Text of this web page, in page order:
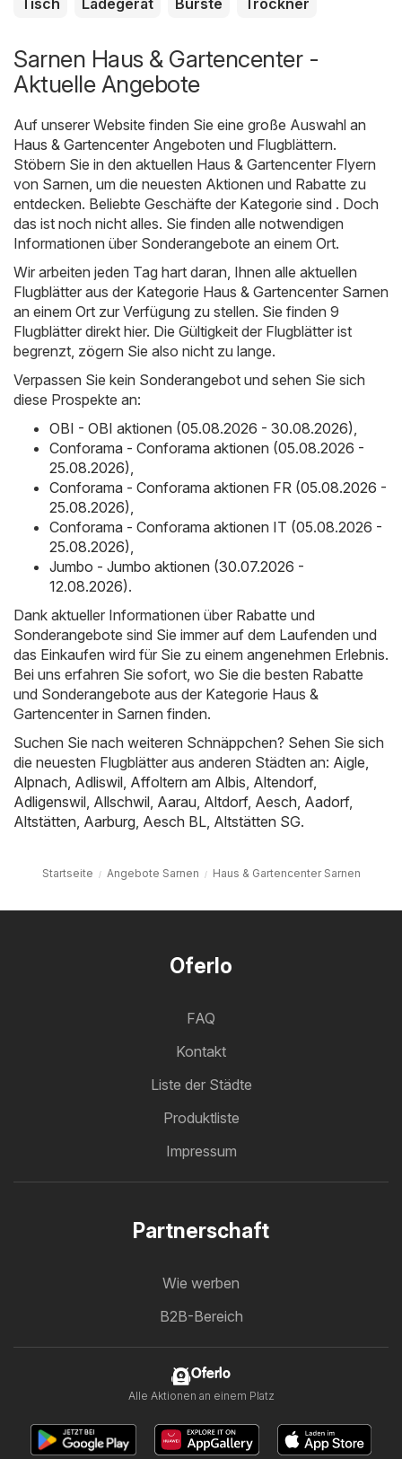
Tisch
Ladegerät Bürste Trockner
Sarnen Haus & Gartencenter -
Aktuelle Angebote
Auf unserer Website finden Sie eine große Auswahl an
Haus & Gartencenter Angeboten und Flugblättern.
Stöbern Sie in den aktuellen Haus & Gartencenter Flyern
von Sarnen, um die neuesten Aktionen und Rabatte zu
entdecken. Beliebte Geschäfte der Kategorie sind . Doch
das ist noch nicht alles. Sie finden alle notwendigen
Informationen über Sonderangebote an einem Ort.
Wir arbeiten jeden Tag hart daran, Ihnen alle aktuellen
Flugblätter aus der Kategorie Haus & Gartencenter Sarnen
an einem Ort zur Verfügung zu stellen. Sie finden 9
Flugblätter direkt hier. Die Gültigkeit der Flugblätter ist
begrenzt, zögern Sie also nicht zu lange.
Verpassen Sie kein Sonderangebot und sehen Sie sich
diese Prospekte an:
OBI - OBI aktionen (05.08.2026 - 30.08.2026),
Conforama - Conforama aktionen (05.08.2026 -
25.08.2026),
Conforama - Conforama aktionen FR (05.08.2026 -
25.08.2026),
Conforama - Conforama aktionen IT (05.08.2026 -
25.08.2026),
Jumbo - Jumbo aktionen (30.07.2026 -
12.08.2026).
Dank aktueller Informationen über Rabatte und
Sonderangebote sind Sie immer auf dem Laufenden und
das Einkaufen wird für Sie zu einem angenehmen Erlebnis.
Bei uns erfahren Sie sofort, wo Sie die besten Rabatte
und Sonderangebote aus der Kategorie Haus &
Gartencenter in Sarnen finden.
Suchen Sie nach weiteren Schnäppchen? Sehen Sie sich
die neuesten Flugblätter aus anderen Städten an: Aigle,
Alpnach, Adliswil, Affoltern am Albis, Altendorf,
Adligenswil, Allschwil, Aarau, Altdorf, Aesch, Aadorf,
Altstätten, Aarburg, Aesch BL, Altstätten SG.
Startseite Angebote Sarnen Haus & Gartencenter Sarnen
Oferlo
FAQ
Kontakt
Liste der Städte
Produktliste
Impressum
Partnerschaft
Wie werben
B2B-Bereich
Oferlo
Alle Aktionen an einem Platz